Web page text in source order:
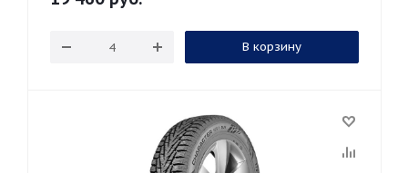
В корзину